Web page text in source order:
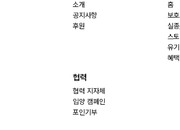
소개
공지사항
후원
홈
보
실
스
유
혜택
협력
협력 지자체
입양 캠페인
포인기부